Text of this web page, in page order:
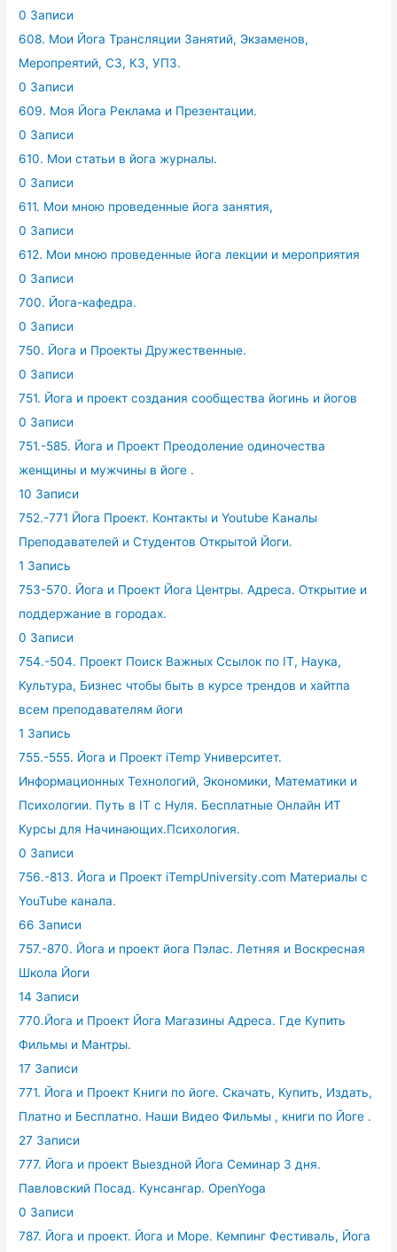
0 Записи
608. Мои Йога Трансляции Занятий, Экзаменов,
Меропреятий, СЗ, КЗ, УПЗ.
0 Записи
609. Моя Йога Реклама и Презентации.
0 Записи
610. Мои статьи в йога журналы.
0 Записи
611. Мои мною проведенные йога занятия,
0 Записи
612. Мои мною проведенные йога лекции и мероприятия
0 Записи
700. Йога-кафедра.
0 Записи
750. Йога и Проекты Дружественные.
0 Записи
751. Йога и проект создания сообщества йогинь и йогов
0 Записи
751.-585. Йога и Проект Преодоление одиночества
женщины и мужчины в йоге .
10 Записи
752.-771 Йога Проект. Контакты и Youtube Каналы
Преподавателей и Студентов Открытой Йоги.
1 Запись
753-570. Йога и Проект Йога Центры. Адреса. Открытие и
поддержание в городах.
0 Записи
754.-504. Проект Поиск Важных Ссылок по IT, Наука,
Культура, Бизнес чтобы быть в курсе трендов и хайтпа
всем преподавателям йоги
1 Запись
755.-555. Йога и Проект iTemp Университет.
Информационных Технологий, Экономики, Математики и
Психологии. Путь в IT с Нуля. Бесплатные Онлайн ИТ
Курсы для Начинающих.Психология.
0 Записи
756.-813. Йога и Проект iTempUniversity.com Материалы с
YouTube канала.
66 Записи
757.-870. Йога и проект йога Пэлас. Летняя и Воскресная
Школа Йоги
14 Записи
770.Йога и Проект Йога Магазины Адреса. Где Купить
Фильмы и Мантры.
17 Записи
771. Йога и Проект Книги по йоге. Скачать, Купить, Издать,
Платно и Бесплатно. Наши Видео Фильмы , книги по Йоге .
27 Записи
777. Йога и проект Выездной Йога Семинар 3 дня.
Павловский Посад. Кунсангар. OpenYoga
0 Записи
787. Йога и проект. Йога и Море. Кемпинг Фестиваль, Йога